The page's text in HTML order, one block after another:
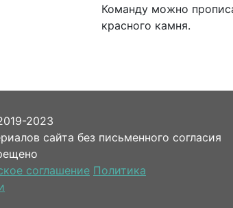
Команду можно
красного камня.
2023
сайта без письменного согласия
соглашение Политика